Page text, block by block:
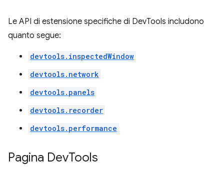
Le API di estensione specifiche di DevTools includono
quanto segue:
devtools.inspectedWindow
devtools.network
devtools.panels
devtools.recorder
devtools.performance
Pagina DevTools